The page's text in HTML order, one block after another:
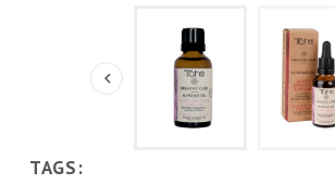

TAGS: